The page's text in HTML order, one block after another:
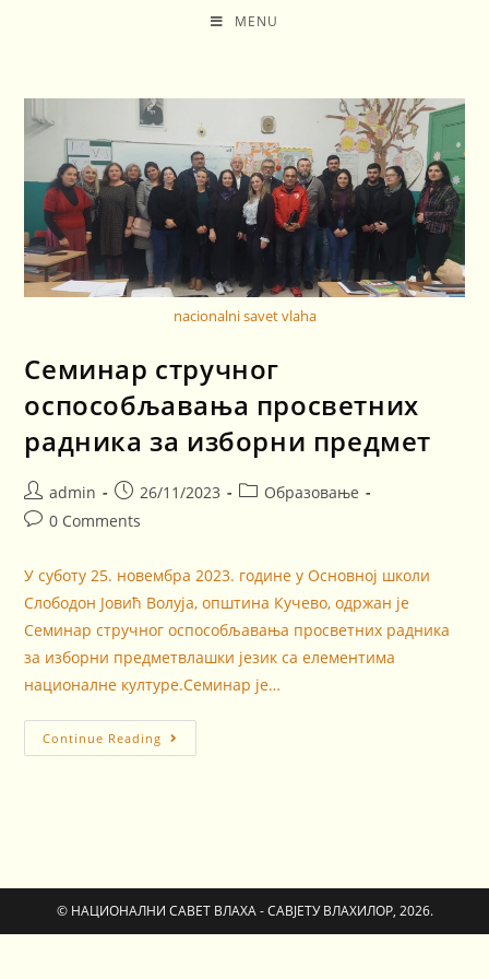
MENU
nacionalni savet vlaha
Семинар стручног
оспособљавања просветних
радника за изборни предмет
admin 26/11/2023
Образовање
0 Comments
У суботу 25. новембра 2023. године у Основној школи
Слободон Јовић Волуја, општина Кучево, одржан је
Семинар стручног оспособљавања просветних радника
за изборни предметвлашки језик са елементима
националне културе.Семинар је…
Continue Reading
© НАЦИОНАЛНИ САВЕТ ВЛАХА - САВЈЕТУ ВЛАХИЛОР, 2026.